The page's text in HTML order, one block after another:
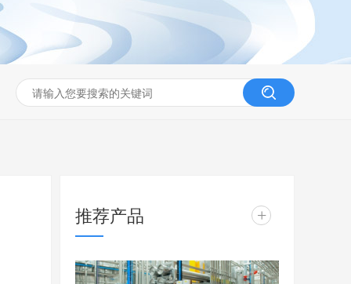
推荐产品 +